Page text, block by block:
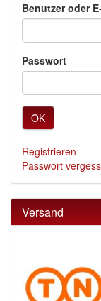
Benutzer oder
Passwort
OK
Registrieren
Passwort
Versand